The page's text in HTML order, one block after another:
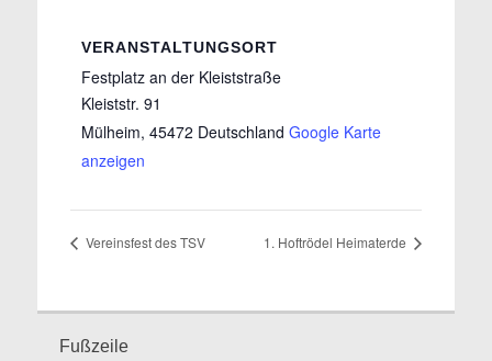
VERANSTALTUNGSORT
Festplatz an der Kleiststraße
Kleiststr. 91
Mülheim, 45472 Deutschland Google Karte
anzeigen
Vereinsfest des TSV 1. Hoftrödel Heimaterde
Fußzeile